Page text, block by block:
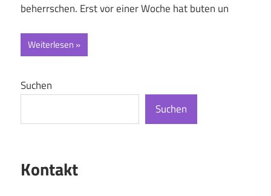
beherrschen. Erst vor einer Woche hat buten un
Weiterlesen
Suchen
Suchen
Kontakt